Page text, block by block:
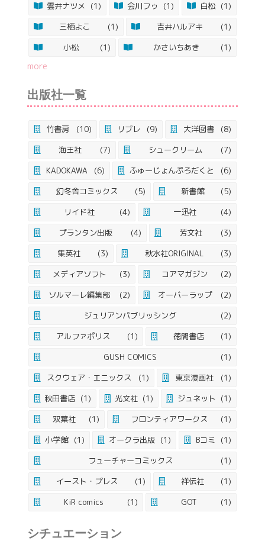
雲井ナツメ
(1) 会川フゥ (1) 白松 (1)
三栖よこ
(1) 吉井ハルアキ
(1)
小松
(1) かさいちあき (1)
more
出版社一覧
竹書房 (10) リブレ (9) 大洋図書
(8)
海王社
(7) シュークリーム
(7)
KADOKAWA
(6) ふゅーじょんぷろだくと
(6)
幻冬舎コミックス
(5) 新書館
(5)
リイド社
(4) 一迅社
(4)
プランタン出版
(4) 芳文社
(3)
集英社
(3) 秋水社ORIGINAL
(3)
メディアソフト
(3) コアマガジン
(2)
ソルマーレ編集部
(2) オーバーラップ
(2)
ジュリアンパブリッシング
(2)
アルファポリス
(1) 徳間書店
(1)
GUSH COMICS
(1)
スクウェア・エニックス
(1) 東京漫画社
(1)
秋田書店 (1) 光文社 (1) ジュネット (1)
双葉社
(1) フロンティアワークス
(1)
小学館 (1) オークラ出版 (1) Bコミ
(1)
フューチャーコミックス
(1)
イースト・プレス
(1) 祥伝社
(1)
KiR comics
(1) GOT (1)
シチュエーション